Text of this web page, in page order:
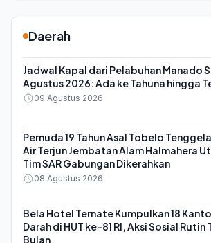
Daerah
Jadwal Kapal dari Pelabuhan Manado
Agustus 2026: Ada ke Tahuna hingga
09 Agustus 2026
Pemuda 19 Tahun Asal Tobelo
Air Terjun Jembatan Alam Halmahera
Tim SAR Gabungan Dikerahkan
08 Agustus 2026
Bela Hotel Ternate Kumpulkan 18
Darah di HUT ke-81 RI, Aksi Sosial Rutin
Bulan